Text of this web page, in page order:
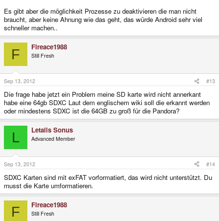
Es gibt aber die möglichkeit Prozesse zu deaktivieren die man nicht
braucht, aber keine Ahnung wie das geht, das würde Android sehr viel
schneller machen..
F Fireace1988
Still Fresh
Sep 13, 2012 #13
Die frage habe jetzt ein Problem meine SD karte wird nicht annerkant
habe eine 64gb SDXC Laut dem englischem wiki soll die erkannt werden
oder mindestens SDXC ist die 64GB zu groß für die Pandora?
L Letalis Sonus
Advanced Member
Sep 13, 2012 #14
SDXC Karten sind mit exFAT vorformatiert, das wird nicht unterstützt. Du
musst die Karte umformatieren.
F Fireace1988
Still Fresh